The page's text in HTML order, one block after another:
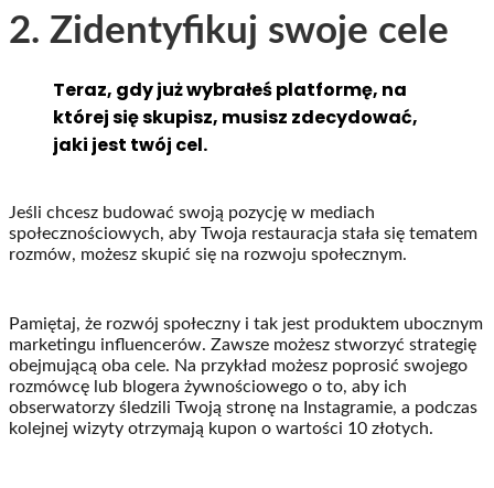
2. Zidentyfikuj swoje cele
Teraz, gdy już wybrałeś platformę, na
której się skupisz, musisz zdecydować,
jaki jest twój cel.
Jeśli chcesz budować swoją pozycję w mediach
społecznościowych, aby Twoja restauracja stała się tematem
rozmów, możesz skupić się na rozwoju społecznym.
Pamiętaj, że rozwój społeczny i tak jest produktem ubocznym
marketingu influencerów. Zawsze możesz stworzyć strategię
obejmującą oba cele. Na przykład możesz poprosić swojego
rozmówcę lub blogera żywnościowego o to, aby ich
obserwatorzy śledzili Twoją stronę na Instagramie, a podczas
kolejnej wizyty otrzymają kupon o wartości 10 złotych.